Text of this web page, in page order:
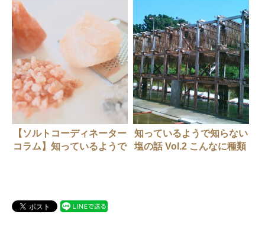
ジュ オーナーシェフ 川手
寛康さん
【ソルトコーディネーター
コラム】知っているようで
知っているようで知らない
塩の話 Vol.2 こんなに種類